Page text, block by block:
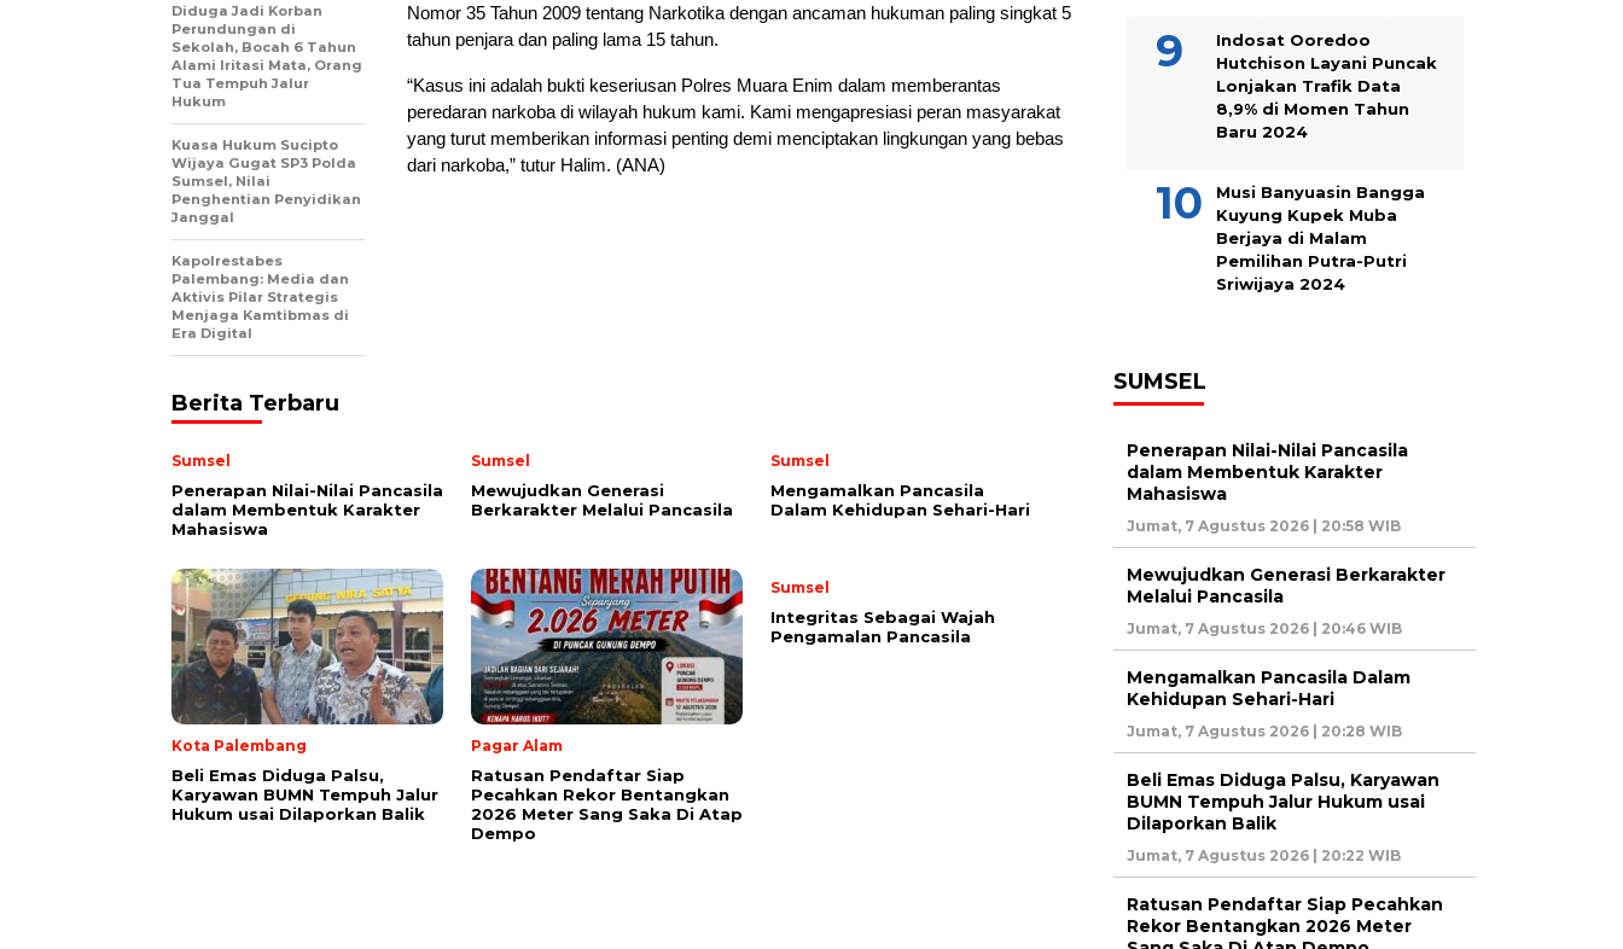
Nomor 35 Tahun 2009 tentang Narkotika dengan ancaman hukuman paling singkat 5
tahun penjara dan paling lama 15 tahun.
“Kasus ini adalah bukti keseriusan Polres Muara Enim dalam memberantas
peredaran narkoba di wilayah hukum kami. Kami mengapresiasi peran masyarakat
yang turut memberikan informasi penting demi menciptakan lingkungan yang bebas
dari narkoba,” tutur Halim. (ANA)
Diduga Jadi Korban
Perundungan di
Sekolah, Bocah 6 Tahun
Alami Iritasi Mata, Orang
Tua Tempuh Jalur
Hukum
Kuasa Hukum Sucipto
Wijaya Gugat SP3 Polda
Sumsel, Nilai
Penghentian Penyidikan
Janggal
Kapolrestabes
Palembang: Media dan
Aktivis Pilar Strategis
Menjaga Kamtibmas di
Era Digital
Berita Terbaru
Sumsel
Penerapan Nilai-Nilai Pancasila
dalam Membentuk Karakter
Mahasiswa
Sumsel
Mewujudkan Generasi
Berkarakter Melalui Pancasila
Sumsel
Mengamalkan Pancasila
Dalam Kehidupan Sehari-Hari
Kota Palembang
Beli Emas Diduga Palsu,
Karyawan BUMN Tempuh Jalur
Hukum usai Dilaporkan Balik
Pagar Alam
Ratusan Pendaftar Siap
Pecahkan Rekor Bentangkan
2026 Meter Sang Saka Di Atap
Dempo
Sumsel
Integritas Sebagai Wajah
Pengamalan Pancasila
Indosat Ooredoo
Hutchison Layani Puncak
Lonjakan Trafik Data
8,9% di Momen Tahun
Baru 2024
Musi Banyuasin Bangga
Kuyung Kupek Muba
Berjaya di Malam
Pemilihan Putra-Putri
Sriwijaya 2024
SUMSEL
Penerapan Nilai-Nilai Pancasila
dalam Membentuk Karakter
Mahasiswa
Jumat, 7 Agustus 2026 | 20:58 WIB
Mewujudkan Generasi Berkarakter
Melalui Pancasila
Jumat, 7 Agustus 2026 | 20:46 WIB
Mengamalkan Pancasila Dalam
Kehidupan Sehari-Hari
Jumat, 7 Agustus 2026 | 20:28 WIB
Beli Emas Diduga Palsu, Karyawan
BUMN Tempuh Jalur Hukum usai
Dilaporkan Balik
Jumat, 7 Agustus 2026 | 20:22 WIB
Ratusan Pendaftar Siap Pecahkan
Rekor Bentangkan 2026 Meter